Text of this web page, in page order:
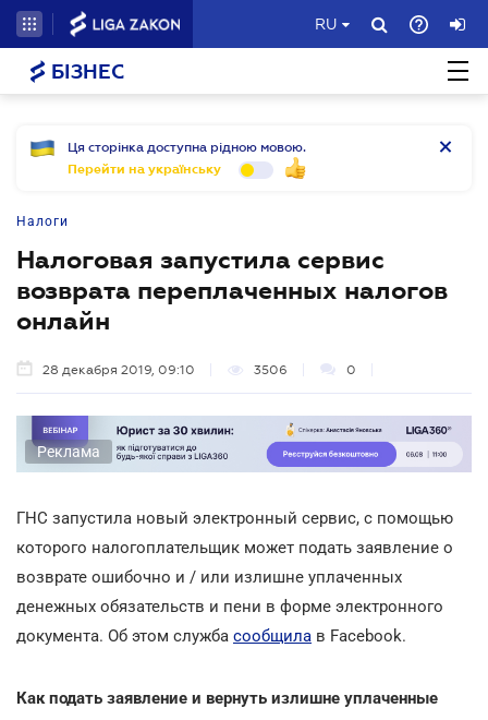
RU
БІЗНЕС
Ця сторінка доступна рідною мовою.
Перейти на українську
Налоги
Налоговая запустила сервис
возврата переплаченных налогов
онлайн
28 декабря 2019, 09:10 3506 0
Реклама
ГНС запустила новый электронный сервис, с помощью
которого налогоплательщик может подать заявление о
возврате ошибочно и / или излишне уплаченных
денежных обязательств и пени в форме электронного
документа. Об этом служба сообщила в Facebook.
Как подать заявление и вернуть излишне уплаченные